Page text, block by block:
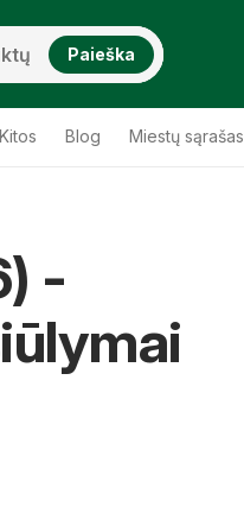
Paieška
Kitos Blog Miestų sąrašas
-